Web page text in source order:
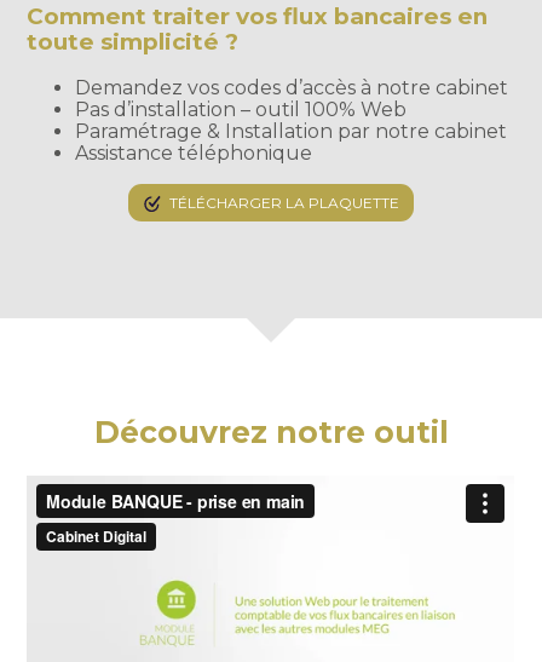
Comment traiter vos flux bancaires en
toute simplicité ?
Demandez vos codes d’accès à notre cabinet
Pas d’installation – outil 100% Web
Paramétrage & Installation par notre cabinet
Assistance téléphonique
TÉLÉCHARGER LA PLAQUETTE
Découvrez notre outil